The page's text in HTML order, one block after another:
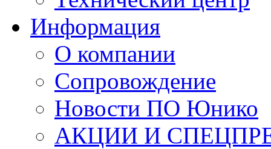
Информация
О компании
Сопровождение
Новости ПО Юнико
АКЦИИ И